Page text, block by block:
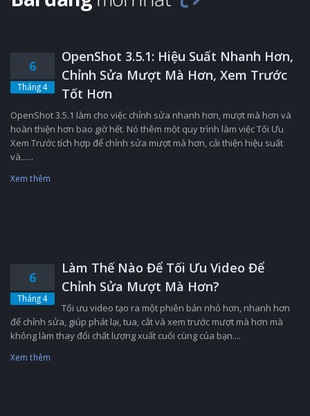
6
Tháng 4
OpenShot 3.5.1: Hiệu Suất Nhanh Hơn,
Chỉnh Sửa Mượt Mà Hơn, Xem Trước
Tốt Hơn
OpenShot 3.5.1 làm cho việc chỉnh sửa nhanh hơn, mượt mà hơn và
hoàn thiện hơn bao giờ hết. Nó thêm một quy trình làm việc Tối Ưu
Xem Trước tích hợp để chỉnh sửa mượt mà hơn, cải thiện hiệu suất
và......
Xem thêm
6
Tháng 4
Làm Thế Nào Để Tối Ưu Video Để
Chỉnh Sửa Mượt Mà Hơn?
Tối ưu video tạo ra một phiên bản nhỏ hơn, nhanh hơn
để chỉnh sửa, giúp phát lại, tua, cắt và xem trước mượt mà hơn mà
không làm thay đổi chất lượng xuất cuối cùng của bạn....
Xem thêm